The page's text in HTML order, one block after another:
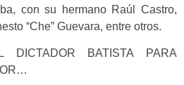
con su hermano Raúl Castro,
“Che” Guevara, entre otros.
DICTADOR BATISTA PARA